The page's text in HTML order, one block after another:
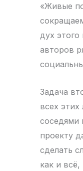
«Живые
дух
авторов
Задача
всех
соседями
проекту
сделать
как и